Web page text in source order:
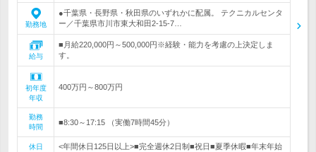
勤務地
●千葉県・長野県・秋田県のいずれかに配属。 テクニカルセンタ
ー／千葉県市川市東大和田2-15-7…
給与
■月給220,000円～500,000円※経験・能力を考慮の上決定しま
す。
初年度
年収
400万円～800万円
勤務
時間
■8:30～17:15 （実働7時間45分）
休日
<年間休日125日以上>■完全週休2日制■祝日■夏季休暇■年末年始